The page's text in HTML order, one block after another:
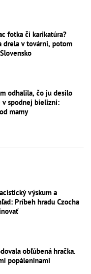
fotka či karikatúra?
drela v továrni, potom
odhalila, čo ju desilo
v spodnej bielizni:
mamy
výskum a
Príbeh hradu Czocha
obľúbená hračka.
popáleninami